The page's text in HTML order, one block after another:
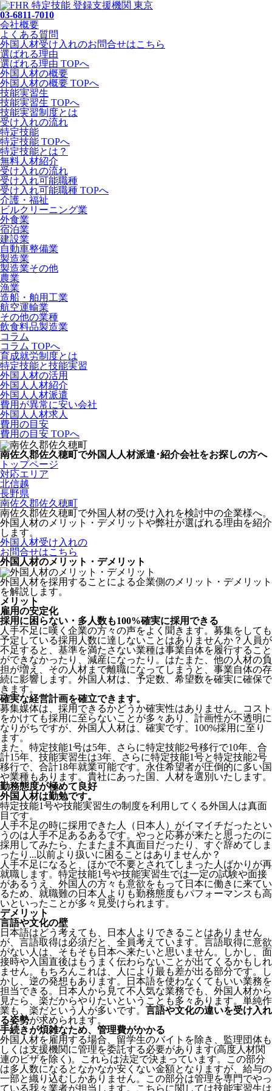
03-6811-7010
会社概要
よくある質問
外国人材受け入れのお問合せはこちら
選ばれる理由
選ばれる理由 TOPへ
外国人材の概要
外国人材の概要 TOPへ
技能実習生
技能実習生 TOPへ
技能実習制度とは
受け入れの流れ
特定技能
特定技能 TOPへ
特定技能とは？
無料人材紹介
受け入れの流れ
受け入れ可能職種
受け入れ可能職種 TOPへ
介護・福祉
ビルクリーニング業
外食業
宿泊業
建設業
自動車整備業
製造業
製造業その他
農業
漁業
造船・舶用工業
航空運輸業
その他の業種
飲食料品製造業
コラム
コラム TOPへ
育成就労制度とは
特定技能と技能実習
外国人材の活用
外国人人材紹介
外国人人材派遣
費用が異常に安い会社
外国人人材求人
費用の目安
費用の目安 TOPへ
南佐久郡佐久穂町で外国人人材派遣･紹介会社をお探しの方へ
トップページ
対応エリア
北信越
長野県
南佐久郡佐久穂町
南佐久郡佐久穂町で外国人材の受け入れを検討中の企業様へ。
外国人材のメリット・デメリットや弊社が選ばれる理由を紹介
します。
外国人材受け入れの
お問合せはこちら
外国人材のメリット・デメリット
外国人材を採用することによる企業側のメリット・デメリット
を解説します。
メリット
雇用の安定化
採用に困らない・多人数も100%確実に採用できる
人手不足に嘆く企業の方々の声をよく聞きます。募集をしても
予定している採用人数に達しないことはありませんか？人員が
不足すると、基準を満たさない業種は事業自体を履行すること
ができなかったり、減産になったり。はたまた、他の人材の負
担が増え、その人材まで離職になってしまうと、事業自体の存
続に影響します。 外国人材は、予定数、希望数を確実に確保で
きます。
確実な経営計画を確立できます。
募集媒体は、採用できるかどうか確実性はありません。コスト
をかけても採用に至らないことが多々あり、計画性が不透明に
なりがちですが、外国人人材は、確実です。100%採用に至り
ます。
また、特定技能1号は5年、さらに特定技能2号移行で10年、合
計15年、技能実習生は3年、さらに特定技能1号と特定技能2号
移行で、合計18年就業可能です。永住希望者が圧倒的に多い国
や業種もあります。貴社にあった国、人材を選別いたします。
勤務態度が極めて良好
外国人材は勤勉です。
特定技能1号や技能実習生の制度を利用してくる外国人は真面
目 です。
人手不足の時に採用できた人（日本人）がイマイチだったとい
うのは人手不足あるあるです。やっと応募が来たと思ったのに
採用してみたら、たまたま不真面目だったり、すぐ辞めてしま
ったり...以前より扱いに困ることはありませんか？
人手不足になると、ほかで不要とされてしまった人ばかりが再
就職します。特定技能1号や技能実習生では一定の試験や面接
があるうえ、外国人の方々も意欲をもって日本に働きに来てい
るため、就職難の日本人よりも勤務態度もパフォーマンスも高
いといったことが多々見受けられます。
デメリット
言語や文化の壁
日本語はどう考えても、日本人よりできることはありません
が、言語取得は必須だと、全員考えています。言語取得に意欲
がない人は、そもそも日本へ来たいと思いません。しかし、面
接時や入国直後はもうまく伝わらないことが出てくるかもしれ
ません。
もちろんこれは、人により最も差が出る部分です。し
かし、逆の発想もあります。日本語を使わなくてもいい業務を
担当できる。日本人から見て不人気な業務でも、外国人材から
見たら、楽だからやりたいということも多々あります。単純作
業も、楽だという人が多いです。 言語や文化の違いを受け入れ
る姿勢が求められます。
手続きが煩雑なため、管理費がかかる
外国人材を雇用する場合、留学生のバイトを除き、 監理団体も
しくは支援機関に管理を委託する必要があります(高度人材関
連のビザを除く)。これらは法定で決まっています。この部分
は多人数になるとなかなか安くない金額となりますが、給与の
一部と織り込むしかありません。この部分は管理を専門でやっ
ている我々業者が担当します。こちらに関しては技能実習生は